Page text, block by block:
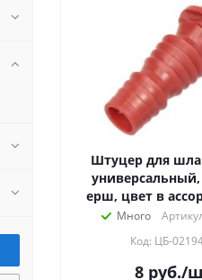
Штуцер для
универсальный,
ерш, цвет в
Много
Код: ЦБ-
8руб./